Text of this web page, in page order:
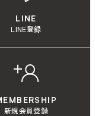
LINE
LINE登録
新規会員登録